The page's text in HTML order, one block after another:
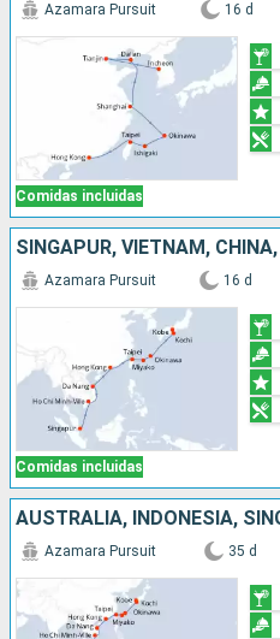
Comidas incluidas
Azamara Pursuit 16 d
Comidas incluidas
Azamara Pursuit 16 d
Azamara Pursuit 35 d